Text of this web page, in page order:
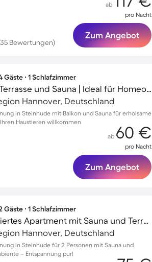
Bewertungen)
ab
pro Nacht
Zum Angebot
Gäste ∙ 1 Schlafzimmer
Wohnung mit Terrasse und Sauna | Ideal für Homeoffice
Hannover, Deutschland
in Steinhude mit Balkon und Sauna für erholsame
Haustieren willkommen
ab 60 €
pro Nacht
Zum Angebot
Gäste ∙ 1 Schlafzimmer
Familienorientiertes Apartment mit Sauna und Terrasse | Gartenblick | Haustiere erlaubt
Hannover, Deutschland
in Steinhude für 2 Personen mit Sauna und
– Entspannung pur!